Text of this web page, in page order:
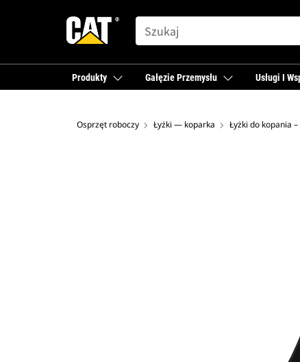
SEARCH
Produkty Gałęzie Przemysłu Usługi I
Osprzęt roboczy Łyżki — koparka Łyżki do kopania